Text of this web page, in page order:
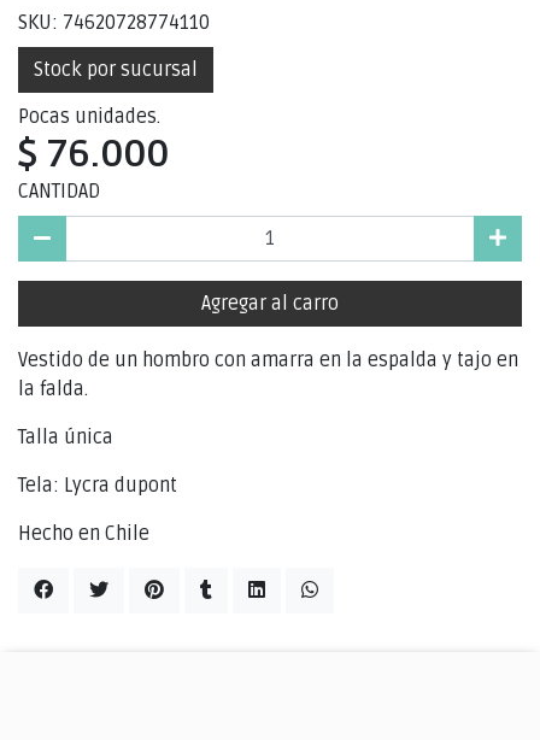
SKU: 74620728774110
Stock por sucursal
Pocas unidades.
$ 76.000
CANTIDAD
Agregar al carro
Vestido de un hombro con amarra en la espalda y tajo en
la falda.
Talla única
Tela: Lycra dupont
Hecho en Chile